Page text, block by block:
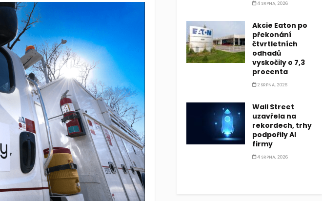
4 SRPNA, 2026
Akcie Eaton po
překonání
čtvrtletních
odhadů
vyskočily o 7,3
procenta
2 SRPNA, 2026
Wall Street
uzavřela na
rekordech, trhy
podpořily AI
firmy
4 SRPNA, 2026